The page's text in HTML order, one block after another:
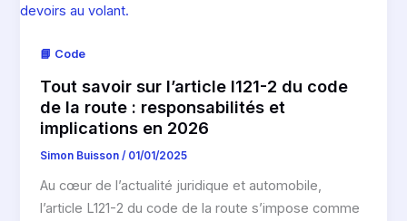
📘 Code
Tout savoir sur l’article l121-2 du code
de la route : responsabilités et
implications en 2026
Simon Buisson/ 01/01/2025
Au cœur de l’actualité juridique et automobile,
l’article L121-2 du code de la route s’impose comme